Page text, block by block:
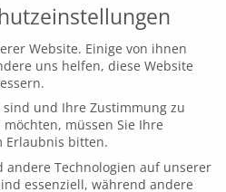
SUPER!
HIER DIREKT
AN!
und ge­stal­te die Zu­
Website. Einige von ihnen
uns helfen, diese Website
sind und Ihre Zustimmung zu
müssen Sie Ihre
Erlaubnis bitten.
andere Technologien auf unserer
essenziell, während andere